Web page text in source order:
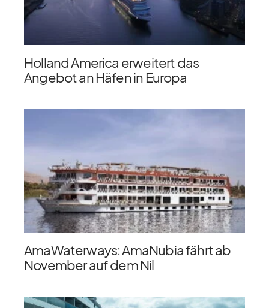
Holland America erweitert das
Angebot an Häfen in Europa
AmaWaterways: AmaNubia fährt ab
November auf dem Nil